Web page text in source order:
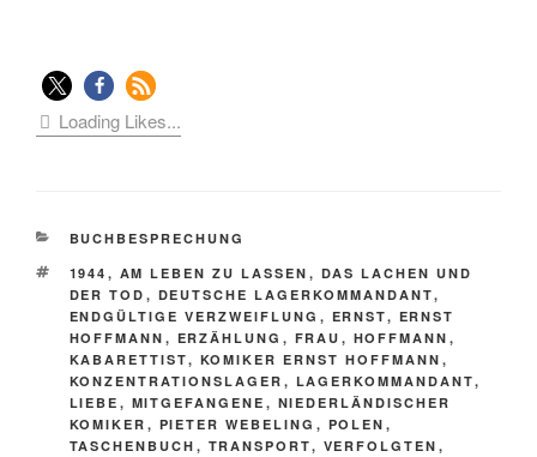
Loading Likes...
KATEGORIEN
BUCHBESPRECHUNG
SCHLAGWÖRTER
1944 , AM LEBEN ZU LASSEN , DAS LACHEN UND
DER TOD , DEUTSCHE LAGERKOMMANDANT,
ENDGÜLTIGE VERZWEIFLUNG , ERNST, ERNST
HOFFMANN , ERZÄHLUNG , FRAU , HOFFMANN ,
KABARETTIST, KOMIKER ERNST HOFFMANN ,
KONZENTRATIONSLAGER , LAGERKOMMANDANT,
LIEBE , MITGEFANGENE , NIEDERLÄNDISCHER
KOMIKER , PIETER WEBELING , POLEN ,
TASCHENBUCH , TRANSPORT, VERFOLGTEN ,